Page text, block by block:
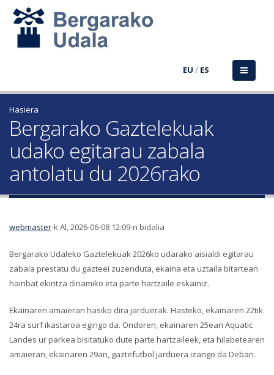
EU / ES
Hasiera
Bergarako Gaztelekuak
udako egitarau zabala
antolatu du 2026rako
webmaster-k Al, 2026-06-08 12:09-n bidalia
Bergarako Udaleko Gaztelekuak 2026ko udarako aisialdi egitarau
zabala prestatu du gazteei zuzenduta, ekaina eta uztaila bitartean
hainbat ekintza dinamiko eta parte hartzaile eskainiz.
Ekainaren amaieran hasiko dira jarduerak. Hasteko, ekainaren 22tik
24ra surf ikastaroa egingo da. Ondoren, ekainaren 25ean Aquatic
Landes ur parkea bisitatuko dute parte hartzaileek, eta hilabetearen
amaieran, ekainaren 29an, gaztefutbol jarduera izango da Deban.